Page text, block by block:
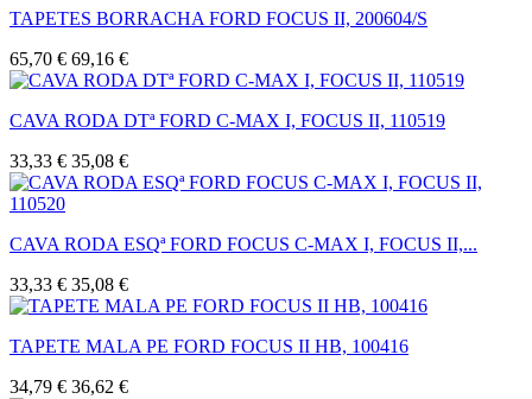
TAPETES BORRACHA FORD FOCUS II, 200604/S
65,70 € 69,16 €
CAVA RODA DTª FORD C-MAX I, FOCUS II, 110519
33,33 € 35,08 €
CAVA RODA ESQª FORD FOCUS C-MAX I, FOCUS II,...
33,33 € 35,08 €
TAPETE MALA PE FORD FOCUS II HB, 100416
34,79 € 36,62 €